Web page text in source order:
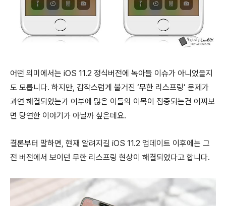
어떤 의미에서는 iOS 11.2 정식버전에 녹아들 이슈가 아니었을지
도 모릅니다. 하지만, 갑작스럽게 불거진 ‘무한 리스프링’ 문제가
과연 해결되었는가 여부에 많은 이들의 이목이 집중되는건 어찌보
면 당연한 이야기가 아닐까 싶은데요.
결론부터 말하면, 현재 알려지길 iOS 11.2 업데이트 이후에는 그
전 버전에서 보이던 무한 리스프링 현상이 해결되었다고 합니다.